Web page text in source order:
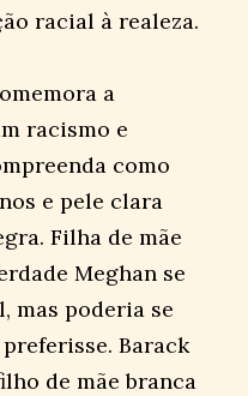
racial à realeza.
a
racismo e
como
e pele clara
Filha de mãe
Meghan se
mas poderia se
Barack
de mãe branca